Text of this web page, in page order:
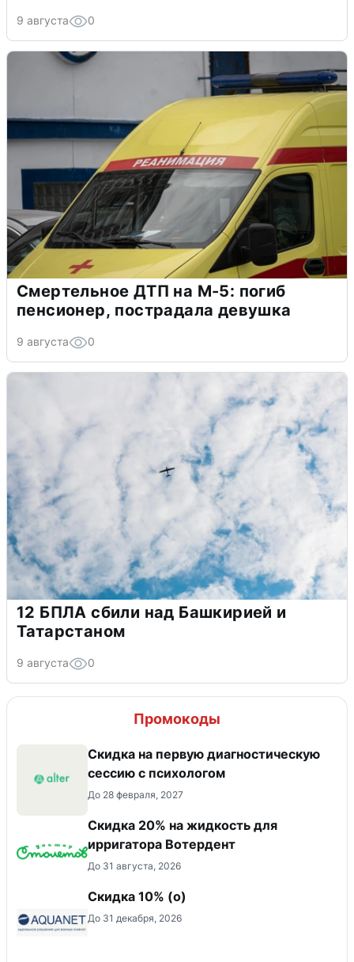
9 августа 0
Смертельное ДТП на М-5: погиб
пенсионер, пострадала девушка
9 августа 0
12 БПЛА сбили над Башкирией и
Татарстаном
9 августа 0
Промокоды
Скидка на первую диагностическую
сессию с психологом
До 28 февраля, 2027
Скидка 20% на жидкость для
ирригатора Вотердент
До 31 августа, 2026
Скидка 10% (о)
До 31 декабря, 2026